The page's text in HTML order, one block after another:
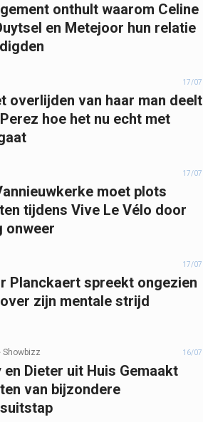
onthult waarom Celine
en Metejoor hun relatie
17/07
overlijden van haar man deelt
hoe het nu echt met
17/07
moet plots
tijdens Vive Le Vélo door
onweer
17/07
Planckaert spreekt ongezien
zijn mentale strijd
Showbizz 16/07
en Dieter uit Huis Gemaakt
van bijzondere